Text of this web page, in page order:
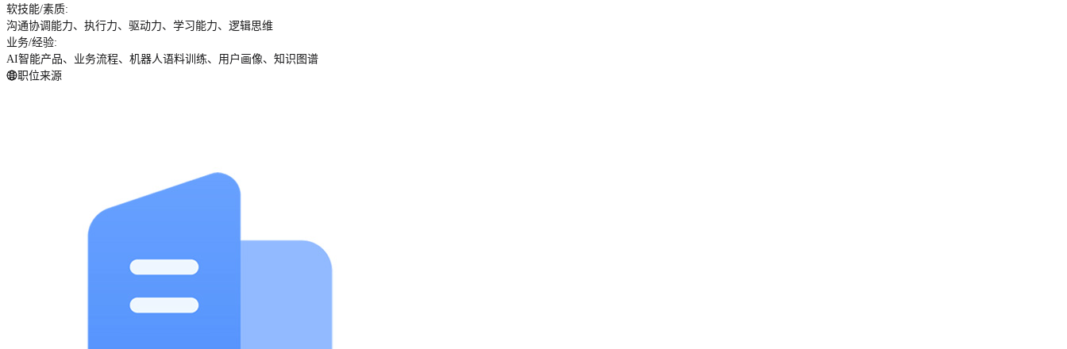
软技能/素质:
沟通协调能力、执行力、驱动力、学习能力、逻辑思维
业务/经验:
AI智能产品、业务流程、机器人语料训练、用户画像、知识图谱
职位来源